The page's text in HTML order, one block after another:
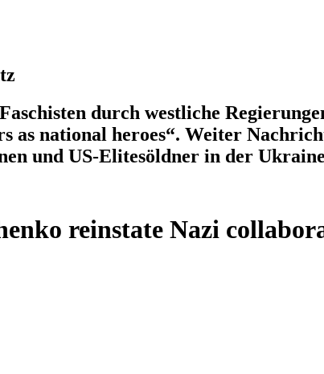
durch westliche
as national heroes“. Weiter
und US-Elitesöldner in der
reinstate Nazi